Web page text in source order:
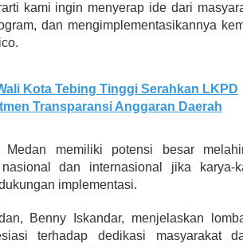
n
K
e
r
l
a
n
t
a
kami ingin menyerap ide dari
dan mengimplementasikannya
Kota Tebing Tinggi Serahkan LKPD
Transparansi Anggaran Daerah
memiliki potensi besar
dan internasional jika karya-
implementasi.
Benny Iskandar, menjelaskan
terhadap dedikasi masyarakat